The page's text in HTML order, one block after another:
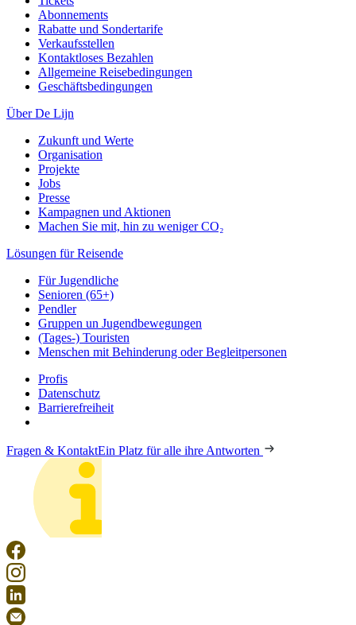
Abonnements
Rabatte und Sondertarife
Verkaufsstellen
Kontaktloses Bezahlen
Allgemeine Reisebedingungen
Geschäftsbedingungen
Über De Lijn
Zukunft und Werte
Organisation
Projekte
Jobs
Presse
Kampagnen und Aktionen
Machen Sie mit, hin zu weniger CO₂
Lösungen für Reisende
Für Jugendliche
Senioren (65+)
Pendler
Gruppen un Jugendbewegungen
(Tages-) Touristen
Menschen mit Behinderung oder Begleitpersonen
Profis
Datenschutz
Barrierefreiheit
Fragen & KontaktEin Platz für alle ihre Antworten